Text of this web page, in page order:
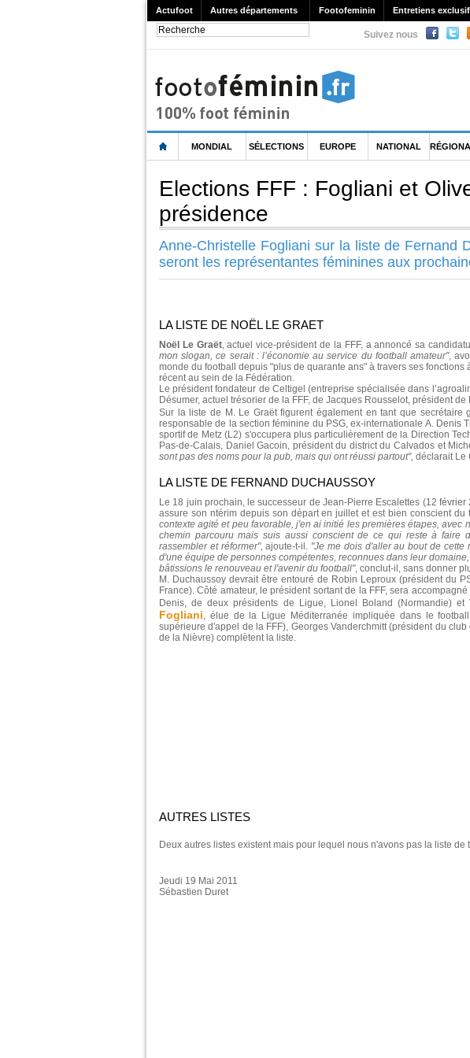
Actufoot Autres départements Footofeminin Entretiens
Suivez nous
MONDIAL SÉLECTIONS EUROPE NATIONAL
Elections FFF : Fogliani et
présidence
Anne-Christelle Fogliani sur la liste de Fernand
seront les représentantes féminines aux
LA LISTE DE NOËL LE GRAET
Noël Le Graët, actuel vice-président de la FFF, a annoncé sa
mon slogan, ce serait : l’économie au service du football amateur",
monde du football depuis "plus de quarante ans" à travers ses
récent au sein de la Fédération.
Le président fondateur de Celtigel (entreprise spécialisée dans
Désumer, actuel trésorier de la FFF, de Jacques Rousselot, président
Sur la liste de M. Le Graët figurent également en tant que secrétaire
responsable de la section féminine du PSG, ex-internationale A. Denis
sportif de Metz (L2) s'occupera plus particulièrement de la Direction
Pas-de-Calais, Daniel Gacoin, président du district du Calvados et
sont pas des noms pour la pub, mais qui ont réussi partout", déclarait Le
LA LISTE DE FERNAND DUCHAUSSOY
Le 18 juin prochain, le successeur de Jean-Pierre Escalettes (12
assure son ntérim depuis son départ en juillet et est bien conscient du
contexte agité et peu favorable, j'en ai initié les premières étapes, avec
chemin parcouru mais suis aussi conscient de ce qui reste à faire
rassembler et réformer", ajoute-t-il. "Je me dois d'aller au bout de
d'une équipe de personnes compétentes, reconnues dans leur
bâtissions le renouveau et l'avenir du football", conclut-il, sans donner
M. Duchaussoy devrait être entouré de Robin Leproux (président du
France). Côté amateur, le président sortant de la FFF, sera
Denis, de deux présidents de Ligue, Lionel Boland (Normandie) et
Fogliani, élue de la Ligue Méditerranée impliquée dans le
supérieure d'appel de la FFF), Georges Vanderchmitt (président du
de la Nièvre) complètent la liste.
AUTRES LISTES
Deux autres listes existent mais pour lequel nous n'avons pas la liste de
Jeudi 19 Mai 2011
Sébastien Duret